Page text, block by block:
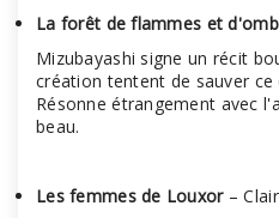
La forêt de flammes et
Mizubayashi signe un récit
création tentent de sauver
Résonne étrangement avec
beau.
Les femmes de Louxor–